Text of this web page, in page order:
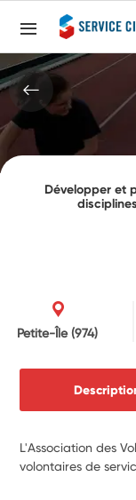
Développer et
Petite-Île(974)
L'Association des
volontaires de